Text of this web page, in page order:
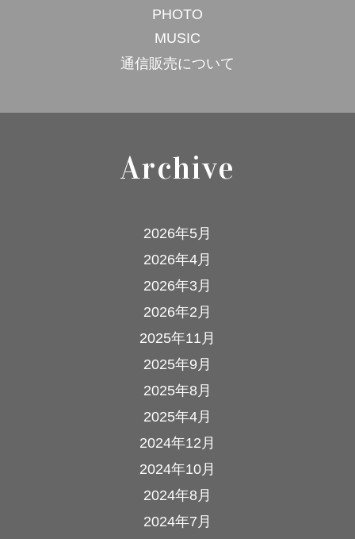
PHOTO
MUSIC
通信販売について
Archive
2026年5月
2026年4月
2026年3月
2026年2月
2025年11月
2025年9月
2025年8月
2025年4月
2024年12月
2024年10月
2024年8月
2024年7月